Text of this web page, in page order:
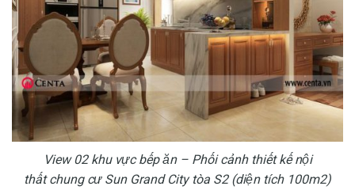
View 02 khu vực bếp ăn – Phối cảnh thiết kế nội
thất chung cư Sun Grand City tòa S2 (diện tích 100m2)